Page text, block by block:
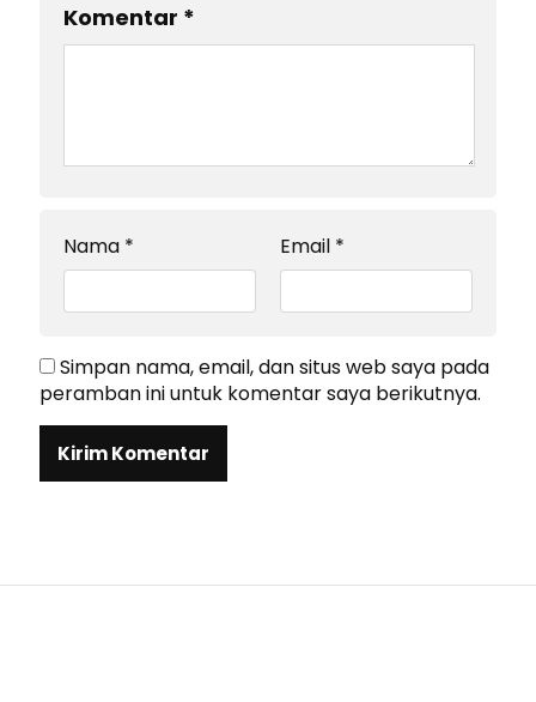
Komentar *
Nama * Email *
Simpan nama, email, dan situs web saya pada
peramban ini untuk komentar saya berikutnya.